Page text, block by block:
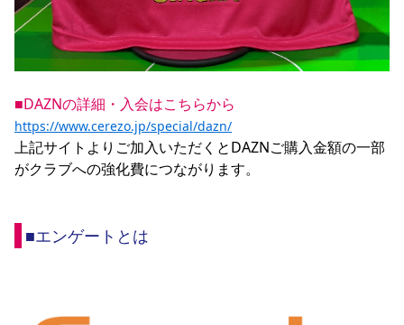
■DAZNの詳細・入会はこちらから
https://www.cerezo.jp/special/dazn/
上記サイトよりご加入いただくとDAZNご購入金額の一部
がクラブへの強化費につながります。
■エンゲートとは